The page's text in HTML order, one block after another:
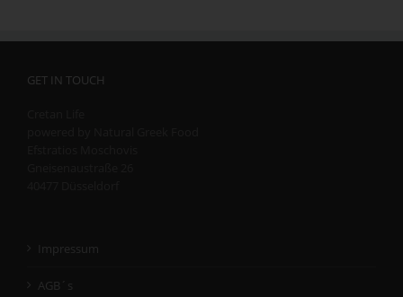
GET IN TOUCH
Impressum
AGB´s